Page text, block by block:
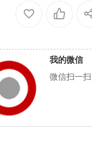
我的微信
微信扫一扫